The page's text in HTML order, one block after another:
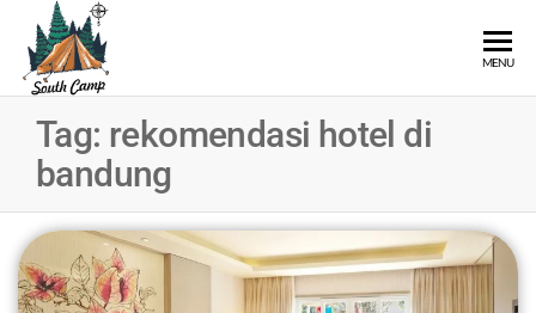
CAMP
Selatan
MENU
Tag: rekomendasi hotel di
bandung